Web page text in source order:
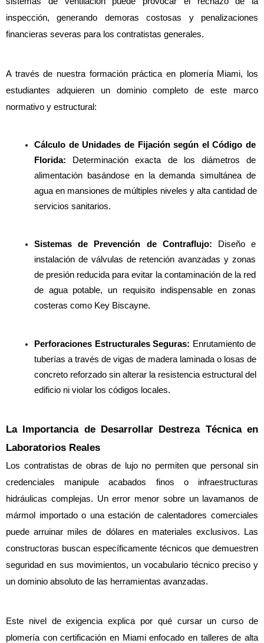
inspección, generando demoras costosas y penalizaciones
financieras severas para los contratistas generales.
A través de nuestra formación práctica en plomería Miami, los
estudiantes adquieren un dominio completo de este marco
normativo y estructural:
Cálculo de Unidades de Fijación según el Código de
Florida: Determinación exacta de los diámetros de
alimentación basándose en la demanda simultánea de
agua en mansiones de múltiples niveles y alta cantidad de
servicios sanitarios.
Sistemas de Prevención de Contraflujo:
Diseño e
instalación de válvulas de retención avanzadas y zonas
de presión reducida para evitar la contaminación de la red
de agua potable, un requisito indispensable en zonas
costeras como Key Biscayne.
Perforaciones Estructurales Seguras: Enrutamiento de
tuberías a través de vigas de madera laminada o losas de
concreto reforzado sin alterar la resistencia estructural del
edificio ni violar los códigos locales.
La Importancia de Desarrollar Destreza Técnica en
Laboratorios Reales
Los contratistas de obras de lujo no permiten que personal sin
credenciales manipule acabados finos o infraestructuras
hidráulicas complejas. Un error menor sobre un lavamanos de
mármol importado o una estación de calentadores comerciales
puede arruinar miles de dólares en materiales exclusivos. Las
constructoras buscan específicamente técnicos que demuestren
seguridad en sus movimientos, un vocabulario técnico preciso y
un dominio absoluto de las herramientas avanzadas.
Este nivel de exigencia explica por qué cursar un curso de
plomería con certificación en Miami enfocado en talleres de alta